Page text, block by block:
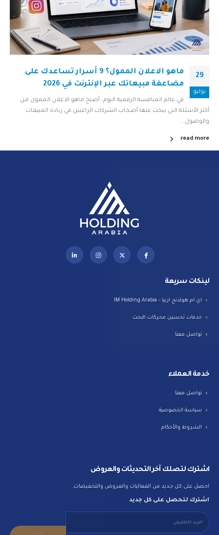
29
يوليو
ماهو الاعلان الممول؟ 9 أسرار تساعدك على
مضاعفة مبيعاتك عبر الإنترنت في 2026
في عالم المنافسة الرقمية اليوم، أصبح ماهو الاعلان الممول من
أكثر الأسئلة التي يبحث عنها أصحاب الشركات الراغبين في زيادة المبيعات
والوصول...
read more
لينكات سريعة
اي ام هولدنج اربيا – IM Holding Arabia
خدمات تحسين محركات البحث
تواصل معنا
خدمة العملاء
تواصل معنا
سياسة الخصوصية
الشروط والأحكام
اشترك لتصلك آخر التحديثات والعروض
احصل على كل جديد من الفعاليات والعروض والتخفيضات,
اشترك لتحصل على كل جديد